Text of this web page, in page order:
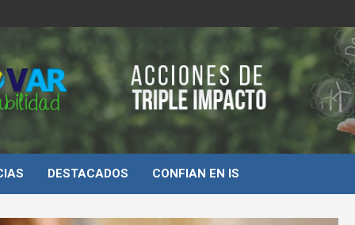
DESTACADOS CONFIAN EN IS